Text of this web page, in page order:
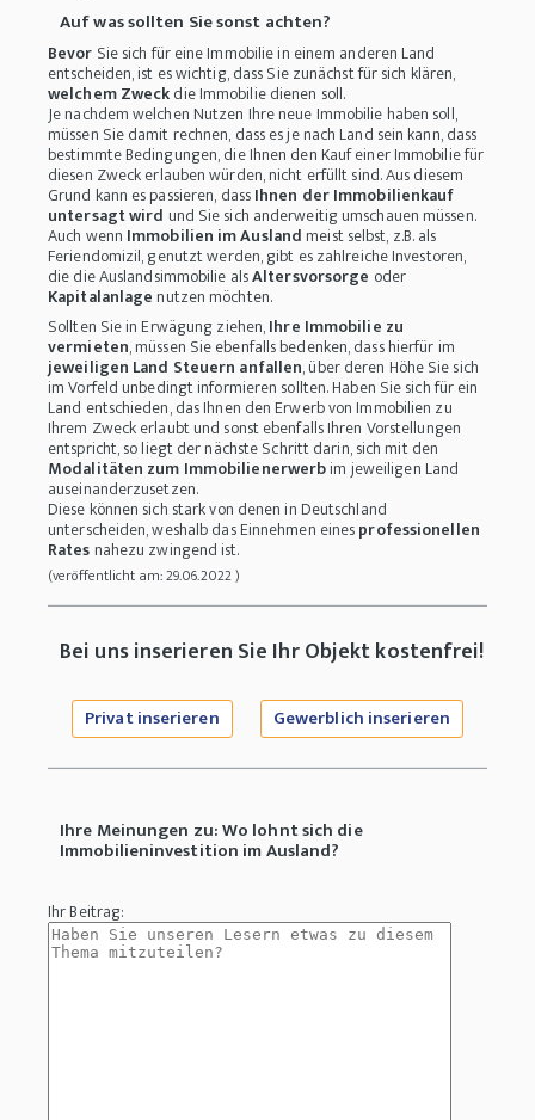
Auf was sollten Sie sonst achten?
Bevor Sie sich für eine Immobilie in einem anderen Land
entscheiden, ist es wichtig, dass Sie zunächst für sich klären,
welchem Zweckdie Immobilie dienen soll.
Je nachdem welchen Nutzen Ihre neue Immobilie haben soll,
müssen Sie damit rechnen, dass es je nach Land sein kann, dass
bestimmte Bedingungen, die Ihnen den Kauf einer Immobilie für
diesen Zweck erlauben würden, nicht erfüllt sind. Aus diesem
Grund kann es passieren, dassIhnen der Immobilienkauf
untersagt wird und Sie sich anderweitig umschauen müssen.
Auch wenn Immobilien im Ausland meist selbst, z.B. als
Feriendomizil, genutzt werden, gibt es zahlreiche Investoren,
die die Auslandsimmobilie alsAltersvorsorge oder
Kapitalanlage nutzen möchten.
Sollten Sie in Erwägung ziehen,Ihre Immobilie zu
vermieten, müssen Sie ebenfalls bedenken, dass hierfür im
jeweiligen Land Steuern anfallen, über deren Höhe Sie sich
im Vorfeld unbedingt informieren sollten.Haben Sie sich für ein
Land entschieden, das Ihnen den Erwerb von Immobilien zu
Ihrem Zweck erlaubt und sonst ebenfalls Ihren Vorstellungen
entspricht, so liegt der nächste Schritt darin, sich mit den
Modalitäten zum Immobilienerwerbim jeweiligen Land
auseinanderzusetzen.
Diese können sich stark von denen in Deutschland
unterscheiden, weshalb das Einnehmen einesprofessionellen
Rates nahezu zwingend ist.
(veröffentlicht am: 29.06.2022 )
Bei uns inserieren Sie Ihr Objekt kostenfrei!
Privat inserieren Gewerblich inserieren
Ihre Meinungen zu: Wo lohnt sich die
Immobilieninvestition im Ausland?
Ihr Beitrag: